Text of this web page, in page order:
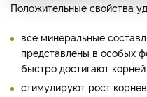
Положительные свойства
все минеральные
представлены в особых
быстро достигают корней
стимулируют рост